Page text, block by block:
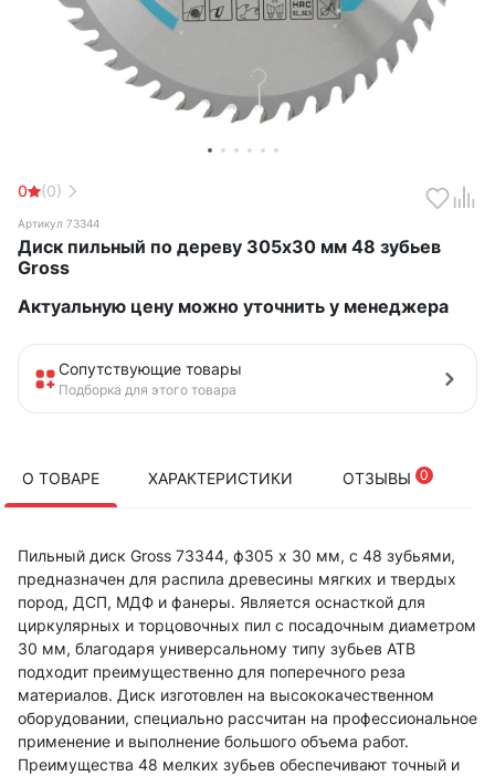
0 (0)
Артикул 73344
Диск пильный по дереву 305х30 мм 48 зубьев
Gross
Актуальную цену можно уточнить у менеджера
Сопутствующие товары
Подборка для этого товара
О ТОВАРЕ ХАРАКТЕРИСТИКИ ОТЗЫВЫ 0
Пильный диск Gross 73344, ф305 х 30 мм, с 48 зубьями,
предназначен для распила древесины мягких и твердых
пород, ДСП, МДФ и фанеры. Является оснасткой для
циркулярных и торцовочных пил с посадочным диаметром
30 мм, благодаря универсальному типу зубьев АТВ
подходит преимущественно для поперечного реза
материалов. Диск изготовлен на высококачественном
оборудовании, специально рассчитан на профессиональное
применение и выполнение большого объема работ.
Преимущества 48 мелких зубьев обеспечивают точный и